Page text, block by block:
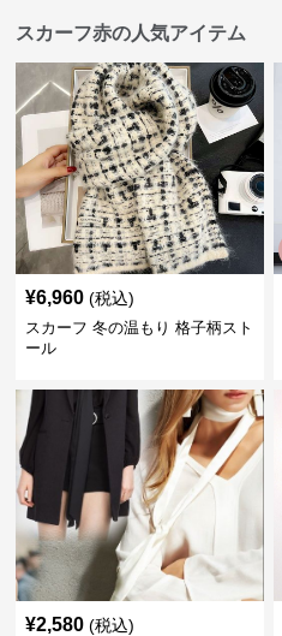
スカーフ赤の人気アイテム
¥6,960 (税込)
スカーフ 冬の温もり 格子柄スト
ール
¥2,580 (税込)